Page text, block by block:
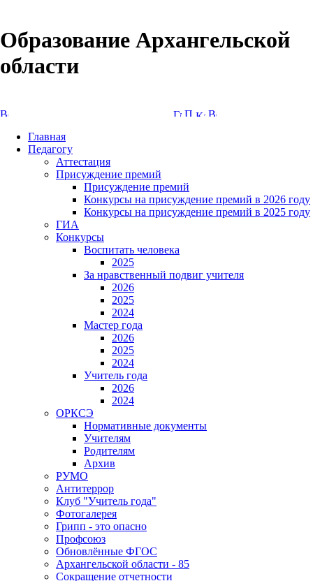
Образование Архангельской
области
Главная
Педагогу
Аттестация
Присуждение премий
Присуждение премий
Конкурсы на присуждение премий в 2026 году
Конкурсы на присуждение премий в 2025 году
ГИА
Конкурсы
Воспитать человека
2025
За нравственный подвиг учителя
2026
2025
2024
Мастер года
2026
2025
2024
Учитель года
2026
2024
ОРКСЭ
Нормативные документы
Учителям
Родителям
Архив
РУМО
Антитеррор
Клуб "Учитель года"
Фотогалерея
Грипп - это опасно
Профсоюз
Обновлённые ФГОС
Архангельской области - 85
Сокращение отчетности